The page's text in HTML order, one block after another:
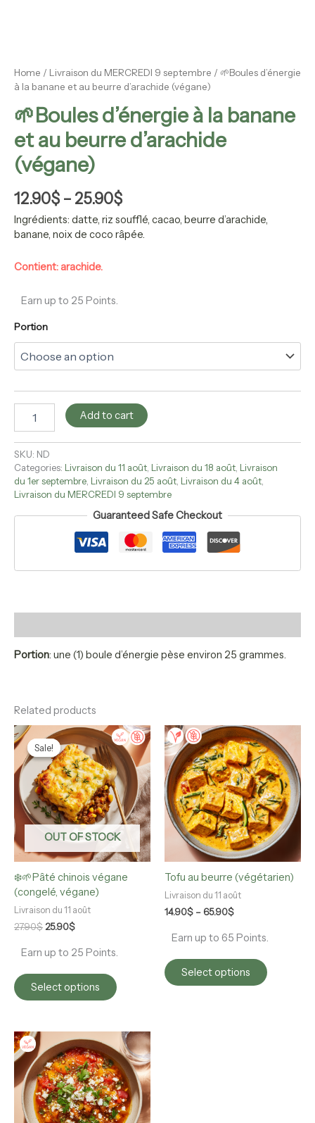
Home / Livraison du MERCREDI 9 septembre / 🌱Boules d’énergie
à la banane et au beurre d’arachide (végane)
🌱Boules d’énergie à la banane
et au beurre d’arachide
(végane)
12.90$ – 25.90$
Ingrédients: datte, riz soufflé, cacao, beurre d’arachide,
banane, noix de coco râpée.
Contient: arachide.
Earn up to 25 Points.
Portion
Add to cart
SKU: ND
Categories: Livraison du 11 août Livraison du 18 août Livraison
du 1er septembre Livraison du 25 août Livraison du 4 août
Livraison du MERCREDI 9 septembre
Guaranteed Safe Checkout
Portion: une (1) boule d’énergie pèse environ 25 grammes.
Related products
Sale!
OUT OF STOCK
Sale!
❄️🌱Pâté chinois végane
(congelé, végane)
Livraison du 11 août
27.90$
Original
price
was:
27.90$.
25.90$
Current
price
is:
25.90$.
Earn up to 25 Points.
Select options
This
product
has
multiple
variants.
The
options
may
be
chosen
on
Tofu au beurre (végétarien)
Livraison du 11 août
14.90$ – 65.90$
Price
range:
14.90$
through
65.90$
Earn up to 65 Points.
Select options
This
product
has
multiple
variants.
The
options
may
be
chosen
on
Price
range:
13.90$
through
51.90$
This
product
has
multiple
variants.
The